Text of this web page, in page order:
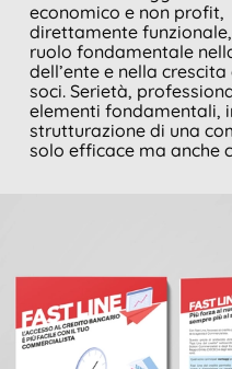
economico e non profit,
direttamente
ruolo fondamentale
dell’ente e nella
soci. Serietà,
elementi fondamentali,
strutturazione di una
solo efficace ma anche